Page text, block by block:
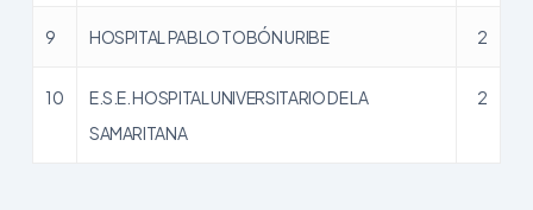
9 HOSPITAL PABLO TOBÓN URIBE 2
10
E.S.E. HOSPITAL UNIVERSITARIO DE LA
SAMARITANA
2